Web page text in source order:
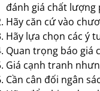
đánh giá chất lượng
Hãy căn cứ vào
Hãy lựa chọn các ý
Quan trọng báo giá
Giá cạnh tranh
Cần cân đối ngân